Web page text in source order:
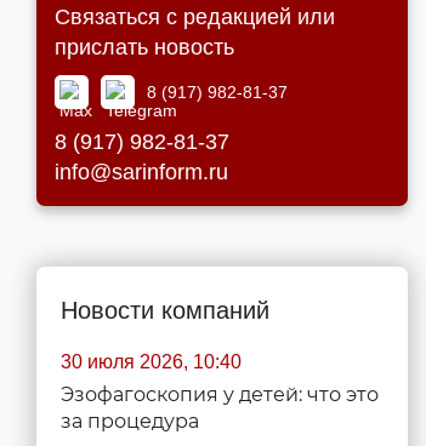
Связаться с редакцией или
прислать новость
8 (917) 982-81-37
8 (917) 982-81-37
info@sarinform.ru
Новости компаний
30 июля 2026, 10:40
Эзофагоскопия у детей: что это
за процедура